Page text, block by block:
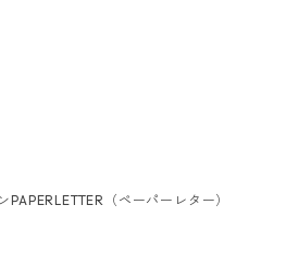
ドリンク柄
ア
（ペーパーレター）